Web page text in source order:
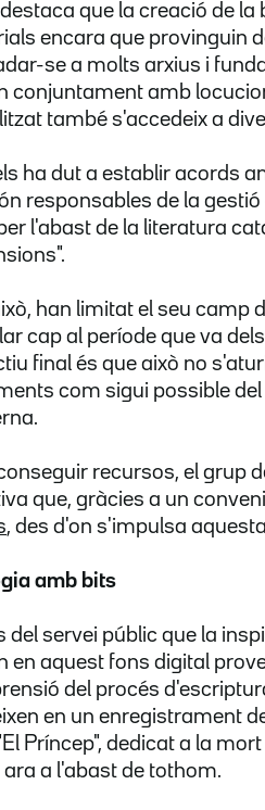
que la creació de la
encara que provinguin
se a molts arxius i
conjuntament amb
també s'accedeix a
ha dut a establir acords
responsables de la
l'abast de la literatura
han limitat el seu
cap al període que va
final és que això no
com sigui possible
recursos, el grup
que, gràcies a un
, des d'on s'impulsa
amb bits
del servei públic que la
en aquest fons digital
del procés
en un enregistrament
Príncep", dedicat a la
ara a l'abast de tothom.